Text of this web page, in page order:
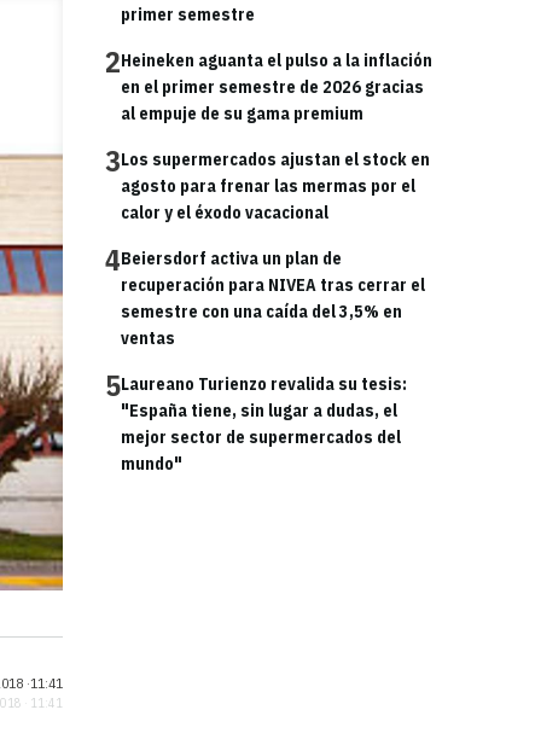
primer semestre
2Heineken aguanta el pulso a la inflación
en el primer semestre de 2026 gracias
al empuje de su gama premium
3Los supermercados ajustan el stock en
agosto para frenar las mermas por el
calor y el éxodo vacacional
4Beiersdorf activa un plan de
recuperación para NIVEA tras cerrar el
semestre con una caída del 3,5% en
ventas
5Laureano Turienzo revalida su tesis:
"España tiene, sin lugar a dudas, el
mejor sector de supermercados del
mundo"
·11:41
· 11:41